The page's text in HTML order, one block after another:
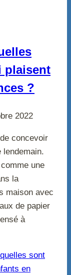
plaisent
?
2022
concevoir
lendemain.
une
la
maison avec
de papier
à
sont
en